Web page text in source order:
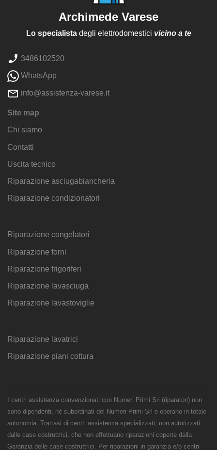
Archimede Varese
Lo specialistadegli elettrodomestici vicino a te
3486102520
WhatsApp
info@assistenza-varese.it
Site map
Chi siamo
Contatti
Uscita tecnico
Riparazione asciugabiancheria
Riparazione condizionatori
Riparazione congelatori
Riparazione forni
Riparazione frigoriferi
Riparazione lavasciuga
Riparazione lavastoviglie
Riparazione lavatrici
Riparazione piani cottura
I centri assistenza convenzionati con Numeri Primi Srl (riparatori) non
sono dipendenti, né subordinati del Numeri Primi Srl e operano in totale
autonomia. Trattasi di centri assistenza specializzati, non autorizzati
dalle case costruttrici, che non effettuano riparazioni coperte dalla
Garanzia delle case costruttrici. Per riparazioni in garanzia e/o centri